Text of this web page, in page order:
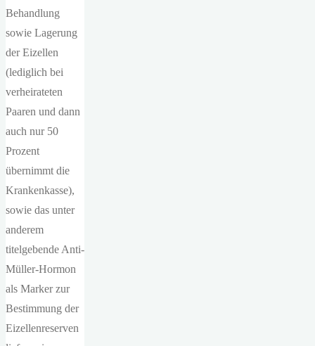
Behandlung
sowie Lagerung
der Eizellen
(lediglich bei
verheirateten
Paaren und dann
auch nur 50
Prozent
übernimmt die
Krankenkasse),
sowie das unter
anderem
titelgebende Anti-
Müller-Hormon
als Marker zur
Bestimmung der
Eizellenreserven